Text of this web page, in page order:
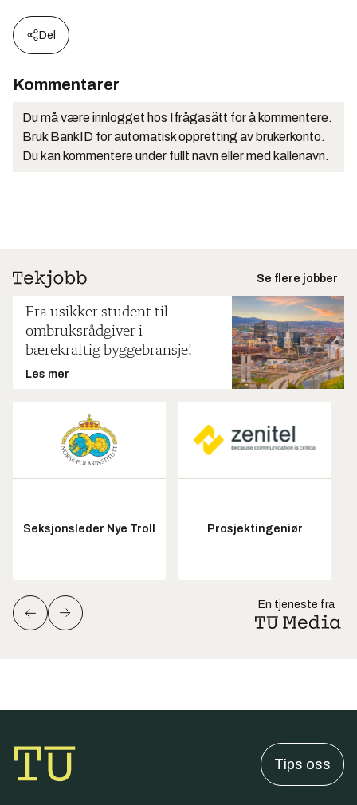
Del
Kommentarer
Du må være innlogget hos Ifrågasätt for å kommentere.
Bruk BankID for automatisk oppretting av brukerkonto.
Du kan kommentere under fullt navn eller med kallenavn.
Se flere jobber
Fra usikker student til
ombruksrådgiver i
bærekraftig byggebransje!
Les mer
Seksjonsleder Nye Troll Prosjektingeniør
En tjeneste fra
Tips oss